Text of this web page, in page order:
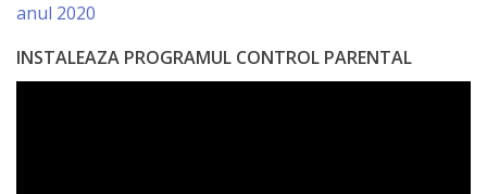
Proiecte
anul 2020
INSTALEAZA PROGRAMUL CONTROL PARENTAL